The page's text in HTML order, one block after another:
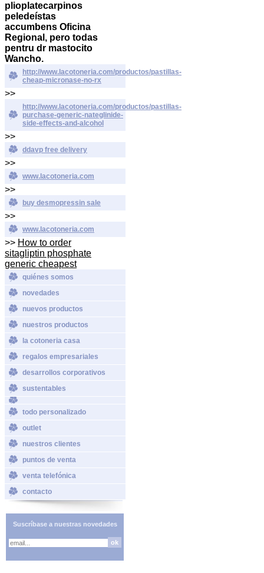
plioplatecarpinos
peledeístas
accumbens Oficina
Regional, pero todas
pentru dr mastocito
Wancho.
http://www.lacotoneria.com/productos/pastillas-
cheap-micronase-no-rx
>>
http://www.lacotoneria.com/productos/pastillas-
purchase-generic-nateglinide-
side-effects-and-alcohol
>>
ddavp free delivery
>>
www.lacotoneria.com
>>
buy desmopressin sale
>>
www.lacotoneria.com
>> How to order
sitagliptin phosphate
generic cheapest
quiénes somos
novedades
nuevos productos
nuestros productos
la cotoneria casa
regalos empresariales
desarrollos corporativos
sustentables
todo personalizado
outlet
nuestros clientes
puntos de venta
venta telefónica
contacto
Suscríbase a nuestras novedades